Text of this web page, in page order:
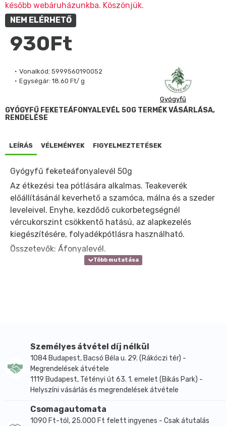
később webáruházunkba. Köszönjük.
Vonalkód: 5999560190052
Egységár: 18.60 Ft/ g
Gyógyfű
NEM ELÉRHETŐ
930Ft
GYÓGYFŰ FEKETEÁFONYALEVÉL 50G TERMÉK VÁSÁRLÁSA,
RENDELÉSE
LEÍRÁS VÉLEMÉNYEK FIGYELMEZTETÉSEK
Gyógyfű feketeáfonyalevél 50g
Az étkezési tea pótlására alkalmas. Teakeverék
előállításánál keverhető a szamóca, málna és a szeder
leveleivel. Enyhe, kezdődő cukorbetegségnél
vércukorszint csökkentő hatású, az alapkezelés
kiegészítésére, folyadékpótlásra használható.
Összetevők: Áfonyalevél.
Személyes átvétel díj nélkül
1084 Budapest, Bacsó Béla u. 29. (Rákóczi tér) -
Megrendelések átvétele
1119 Budapest, Tétényi út 63. 1. emelet (Bikás Park) -
Helyszíni vásárlás és megrendelések átvétele
Csomagautomata
1090 Ft-tól, 25.000 Ft felett ingyenes - Csak átutalás